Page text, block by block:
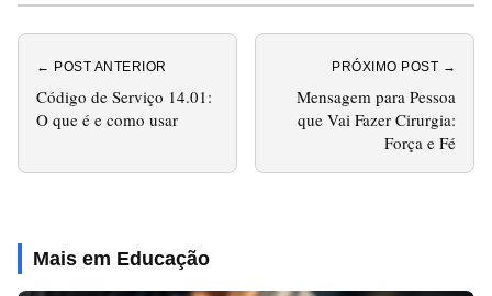
← POST ANTERIOR
Código de Serviço 14.01:
O que é e como usar
PRÓXIMO POST →
Mensagem para Pessoa
que Vai Fazer Cirurgia:
Força e Fé
Mais em Educação